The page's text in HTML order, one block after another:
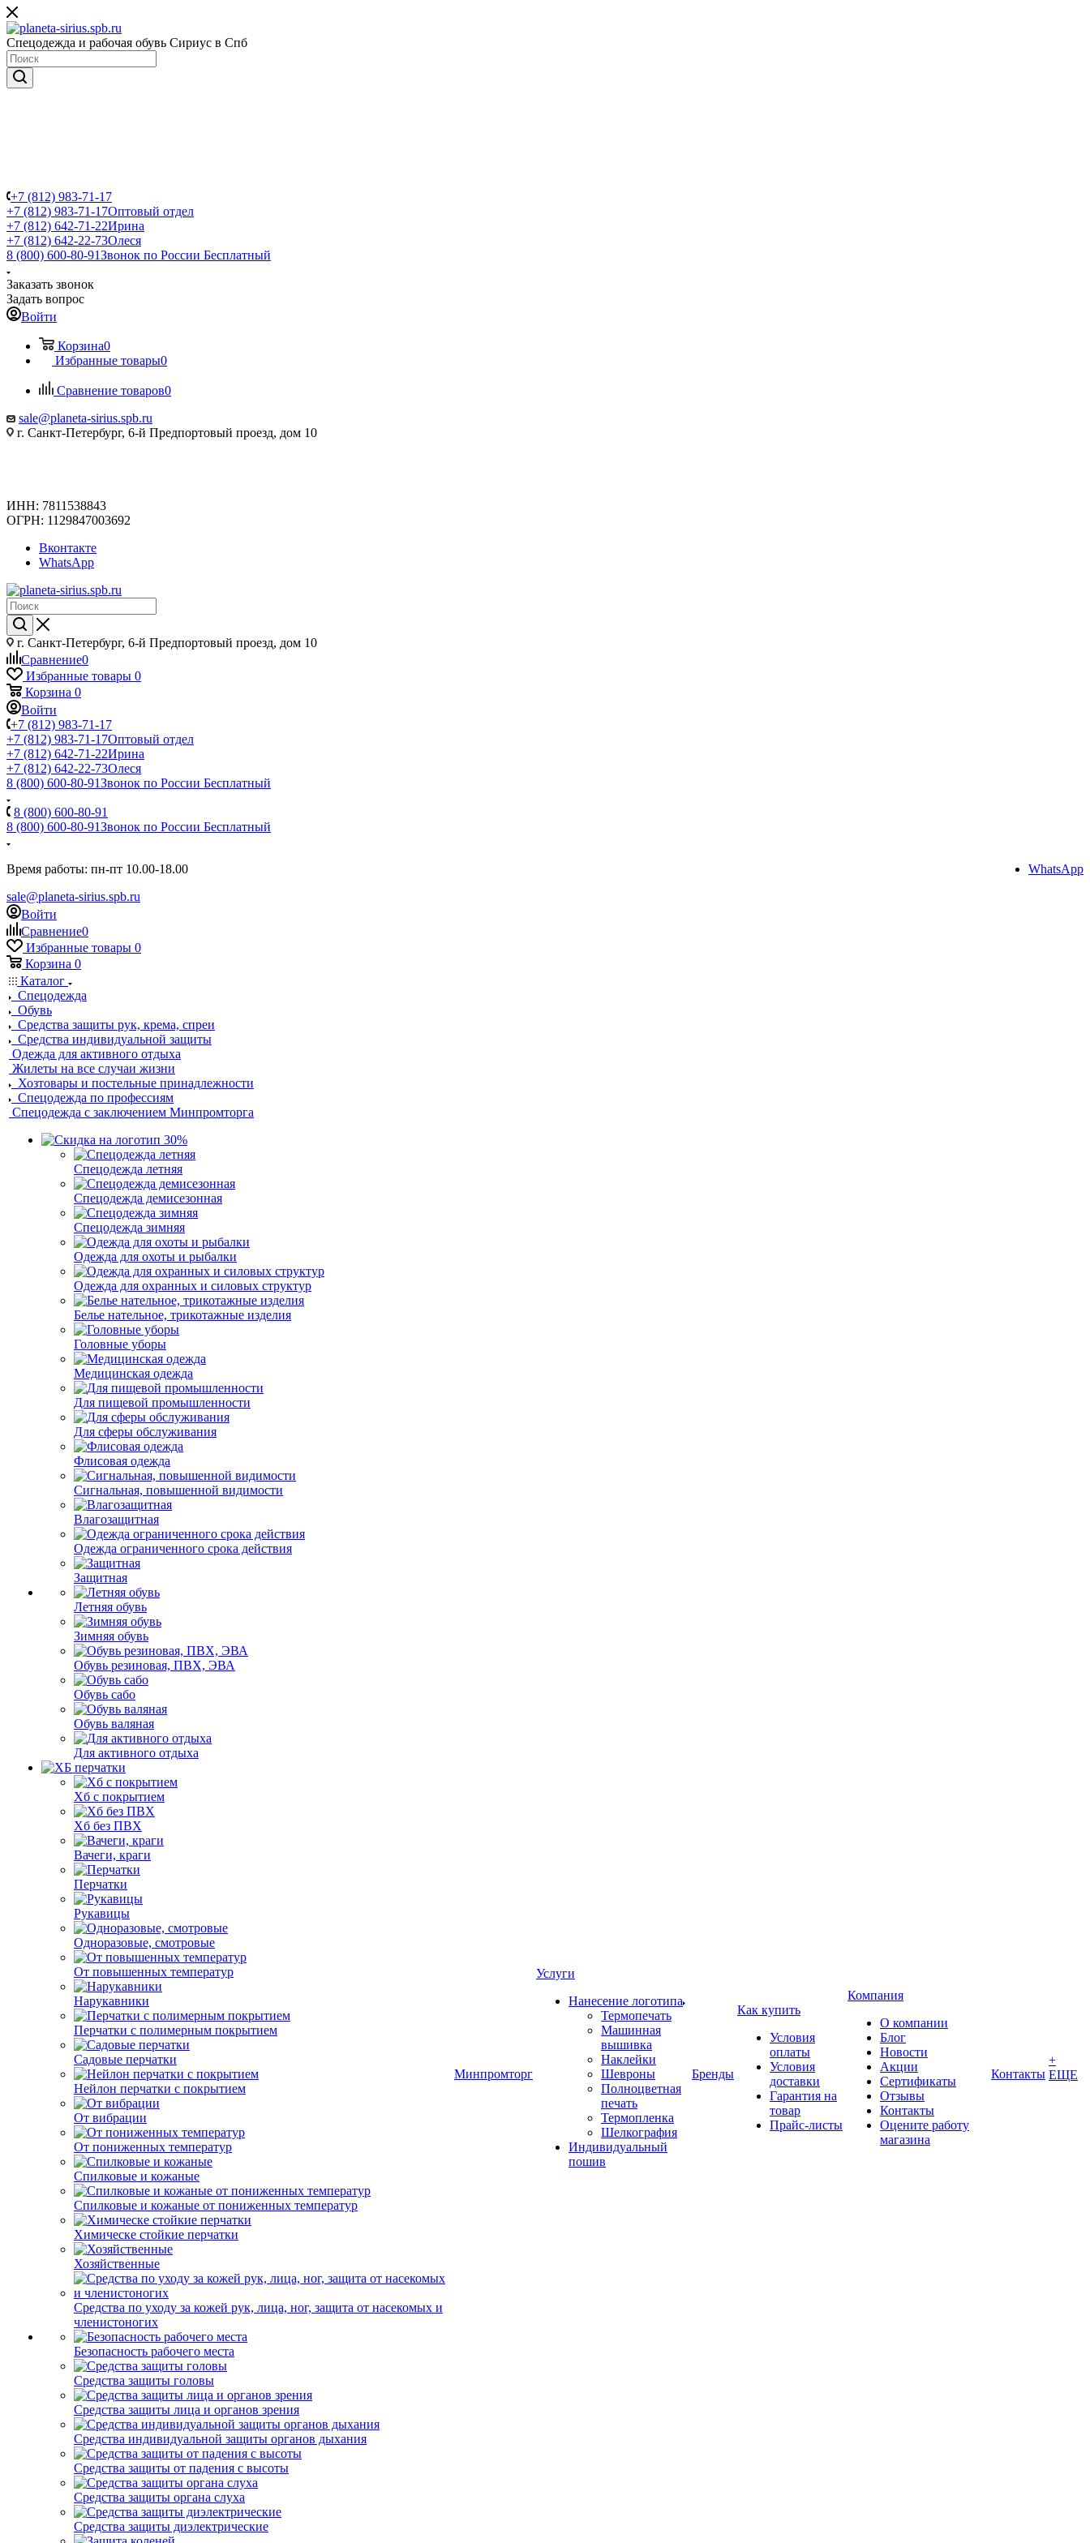
Спецодежда и рабочая обувь Сириус в Спб
+7 (812) 983-71-17
+7 (812) 983-71-17Оптовый отдел
+7 (812) 642-71-22Ирина
+7 (812) 642-22-73Олеся
8 (800) 600-80-91Звонок по России Бесплатный
Заказать звонок
Задать вопрос
Войти
Корзина0
Избранные товары0
Сравнение товаров0
sale@planeta-sirius.spb.ru
г. Санкт-Петербург, 6-й Предпортовый проезд, дом 10
ИНН: 7811538843
ОГРН: 1129847003692
Вконтакте
WhatsApp
г. Санкт-Петербург, 6-й Предпортовый проезд, дом 10
Сравнение0
Избранные товары 0
Корзина 0
Войти
+7 (812) 983-71-17
+7 (812) 983-71-17Оптовый отдел
+7 (812) 642-71-22Ирина
+7 (812) 642-22-73Олеся
8 (800) 600-80-91Звонок по России Бесплатный
8 (800) 600-80-91
8 (800) 600-80-91Звонок по России Бесплатный
Время работы: пн-пт 10.00-18.00
sale@planeta-sirius.spb.ru
WhatsApp
Войти
Сравнение0
Избранные товары 0
Корзина 0
Каталог
Спецодежда
Обувь
Средства защиты рук, крема, спреи
Средства индивидуальной защиты
Одежда для активного отдыха
Жилеты на все случаи жизни
Хозтовары и постельные принадлежности
Спецодежда по профессиям
Спецодежда с заключением Минпромторга
Спецодежда летняя
Спецодежда демисезонная
Спецодежда зимняя
Одежда для охоты и рыбалки
Одежда для охранных и силовых структур
Белье нательное, трикотажные изделия
Головные уборы
Медицинская одежда
Для пищевой промышленности
Для сферы обслуживания
Флисовая одежда
Сигнальная, повышенной видимости
Влагозащитная
Одежда ограниченного срока действия
Защитная
Летняя обувь
Зимняя обувь
Обувь резиновая, ПВХ, ЭВА
Обувь сабо
Обувь валяная
Для активного отдыха
Хб с покрытием
Хб без ПВХ
Вачеги, краги
Перчатки
Рукавицы
Одноразовые, смотровые
От повышенных температур
Нарукавники
Перчатки с полимерным покрытием
Садовые перчатки
Нейлон перчатки с покрытием
От вибрации
От пониженных температур
Спилковые и кожаные
Спилковые и кожаные от пониженных температур
Химическе стойкие перчатки
Хозяйственные
Средства по уходу за кожей рук, лица, ног, защита от насекомых и
членистоногих
Безопасность рабочего места
Средства защиты головы
Средства защиты лица и органов зрения
Средства индивидуальной защиты органов дыхания
Средства защиты от падения с высоты
Средства защиты органа слуха
Средства защиты диэлектрические
Минпромторг
Услуги
Нанесение логотипа
Термопечать
Машинная
вышивка
Наклейки
Шевроны
Полноцветная
печать
Термопленка
Шелкография
Индивидуальный
пошив
Бренды
Как купить
Условия
оплаты
Условия
доставки
Гарантия на
товар
Прайс-листы
Компания
О компании
Блог
Новости
Акции
Сертификаты
Отзывы
Контакты
Оцените работу
магазина
Контакты
+
ЕЩЕ